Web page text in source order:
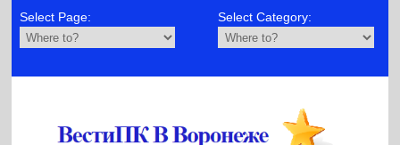
Select Page: Select Category: